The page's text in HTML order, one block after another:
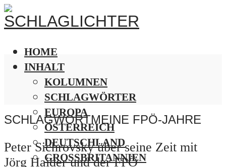
HOME
INHALT
KOLUMNEN
SCHLAGWÖRTER
EUROPA
ÖSTERREICH
DEUTSCHLAND
GROSSBRITANNIEN
SCHLAGWORTMEINE FPÖ-JAHRE
Peter Sichrovsky über seine Zeit mit
Jörg Haider und der FPÖ